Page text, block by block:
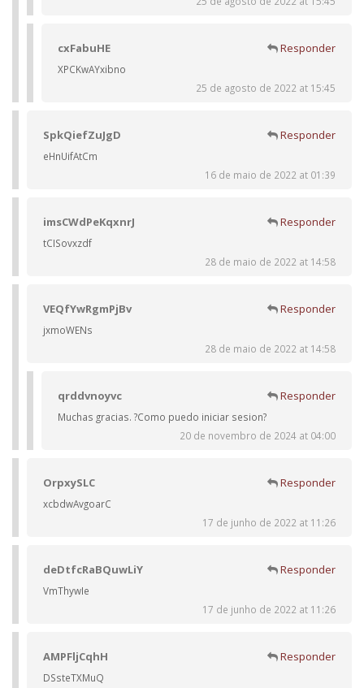
cxFabuHE Responder
XPCKwAYxibno
25 de agosto de 2022 at 15:45
SpkQiefZuJgD Responder
eHnUifAtCm
16 de maio de 2022 at 01:39
imsCWdPeKqxnrJ Responder
tCISovxzdf
28 de maio de 2022 at 14:58
VEQfYwRgmPjBv Responder
jxmoWENs
28 de maio de 2022 at 14:58
qrddvnoyvc Responder
Muchas gracias. ?Como puedo iniciar sesion?
20 de novembro de 2024 at 04:00
OrpxySLC Responder
xcbdwAvgoarC
17 de junho de 2022 at 11:26
deDtfcRaBQuwLiY Responder
VmThywIe
17 de junho de 2022 at 11:26
AMPFljCqhH Responder
DSsteTXMuQ